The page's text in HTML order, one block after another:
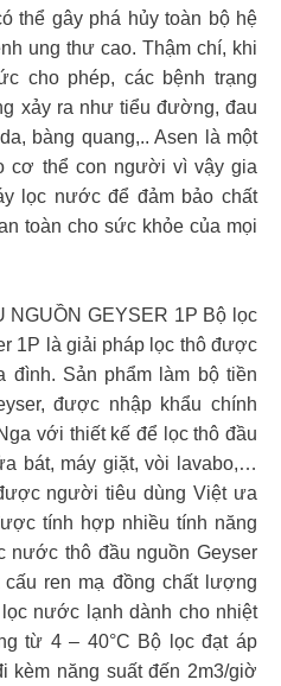
thể gây phá hủy toàn bộ hệ
ung thư cao. Thậm chí, khi
cho phép, các bệnh trạng
xảy ra như tiểu đường, đau
bàng quang,.. Asen là một
cơ thể con người vì vậy gia
lọc nước để đảm bảo chất
toàn cho sức khỏe của mọi
GEYSER 1P Bộ lọc
1P là giải pháp lọc thô được
đình. Sản phẩm làm bộ tiền
được nhập khẩu chính
với thiết kế để lọc thô đầu
bát, máy giặt, vòi lavabo,…
người tiêu dùng Việt ưa
tính hợp nhiều tính năng
nước thô đầu nguồn Geyser
ren mạ đồng chất lượng
nước lạnh dành cho nhiệt
từ 4 – 40°C Bộ lọc đạt áp
kèm năng suất đến 2m3/giờ